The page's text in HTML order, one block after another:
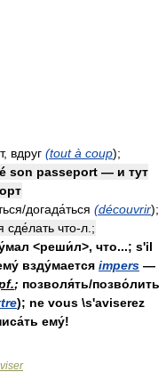
вдруг (tout à coup);
son passeport — и тут
догада́ться (découvrir);
сде́лать что-л.;
<реши́л>, что...; s'il
взду́мается impers —
; позволя́ть/позво́лить
); ne vous \s'aviserez
ему́!